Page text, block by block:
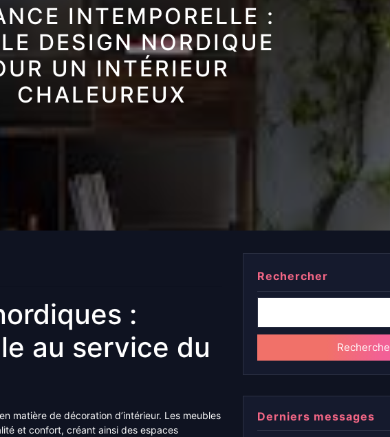
INTEMPORELLE :
DESIGN NORDIQUE
UN INTÉRIEUR
CHALEUREUX
:
au service du
matière de décoration d’intérieur. Les meubles
et confort, créant ainsi des espaces
Rechercher
Recherche
Derniers messages